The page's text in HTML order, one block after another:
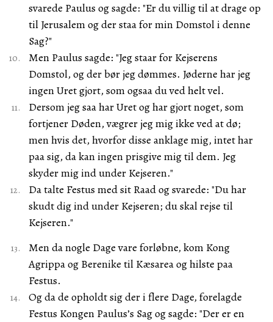
svarede Paulus og sagde: "Er du villig til at drage op
til Jerusalem og der staa for min Domstol i denne
Sag?"
Men Paulus sagde: "Jeg staar for Kejserens
Domstol, og der bør jeg dømmes. Jøderne har jeg
ingen Uret gjort, som ogsaa du ved helt vel.
Dersom jeg saa har Uret og har gjort noget, som
fortjener Døden, vægrer jeg mig ikke ved at dø;
men hvis det, hvorfor disse anklage mig, intet har
paa sig, da kan ingen prisgive mig til dem. Jeg
skyder mig ind under Kejseren."
Da talte Festus med sit Raad og svarede: "Du har
skudt dig ind under Kejseren; du skal rejse til
Kejseren."
Men da nogle Dage vare forløbne, kom Kong
Agrippa og Berenike til Kæsarea og hilste paa
Festus.
Og da de opholdt sig der i flere Dage, forelagde
Festus Kongen Paulus’s Sag og sagde: "Der er en